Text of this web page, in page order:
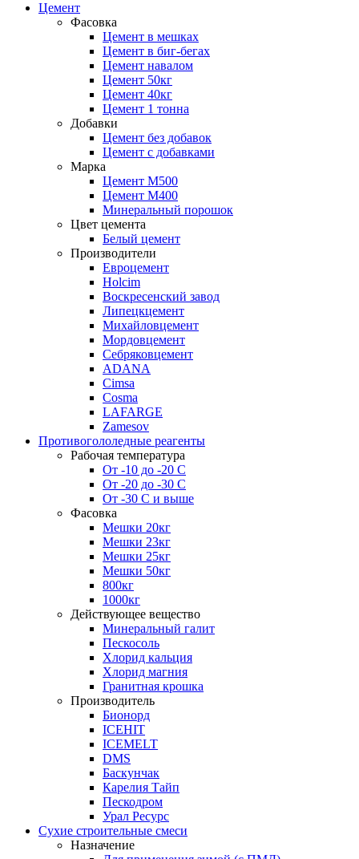
Цемент
Фасовка
Цемент в мешках
Цемент в биг-бегах
Цемент навалом
Цемент 50кг
Цемент 40кг
Цемент 1 тонна
Добавки
Цемент без добавок
Цемент с добавками
Марка
Цемент М500
Цемент М400
Минеральный порошок
Цвет цемента
Белый цемент
Производители
Евроцемент
Holcim
Воскресенский завод
Липецкцемент
Михайловцемент
Мордовцемент
Себряковцемент
ADANA
Cimsa
Cosma
LAFARGE
Zamesov
Противогололедные реагенты
Рабочая температура
От -10 до -20 С
От -20 до -30 С
От -30 С и выше
Фасовка
Мешки 20кг
Мешки 23кг
Мешки 25кг
Мешки 50кг
800кг
1000кг
Действующее вещество
Минеральный галит
Пескосоль
Хлорид кальция
Хлорид магния
Гранитная крошка
Производитель
Бионорд
ICEHIT
ICEMELT
DMS
Баскунчак
Карелия Тайп
Пескодром
Урал Ресурс
Сухие строительные смеси
Назначение